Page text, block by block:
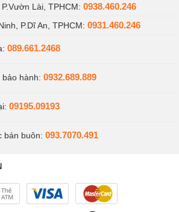
Lài, TPHCM: 0938.460.246
P.Dĩ An, TPHCM: 0931.460.246
089.661.2468
hành: 0932.689.889
09195.09193
bán buôn: 093.7070.491